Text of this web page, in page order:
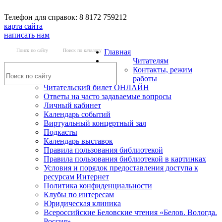
Телефон для справок: 8 8172 759212
карта сайта
написать нам
Поиск по сайту Поиск по каталогу Главная
Читателям
Контакты, режим
работы
Читательский билет ОНЛАЙН
Ответы на часто задаваемые вопросы
Личный кабинет
Календарь событий
Виртуальный концертный зал
Подкасты
Календарь выставок
Правила пользования библиотекой
Правила пользования библиотекой в картинках
Условия и порядок предоставления доступа к
ресурсам Интернет
Политика конфиденциальности
Клубы по интересам
Юридическая клиника
Всероссийские Беловские чтения «Белов. Вологда.